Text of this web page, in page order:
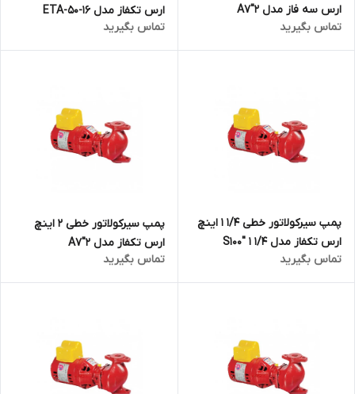
ارس سه فاز مدل A7″2
تماس بگیرید
ارس تکفاز مدل ETA-50-16
تماس بگیرید
پمپ سیرکولاتور خطی ۱/۴ ۱ اینچ
ارس تکفاز مدل S100″ 1 1/4
تماس بگیرید
پمپ سیرکولاتور خطی ۲ اینچ
ارس تکفاز مدل A7″2
تماس بگیرید